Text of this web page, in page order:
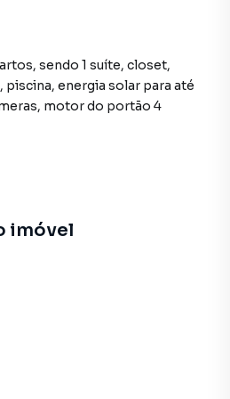
sendo 1 suíte, closet,
energia solar para até
motor do portão 4
Casa em Campo Grande?
sobrados, terrenos, lojas
locação, além de
ou lançamentos na
imóvel